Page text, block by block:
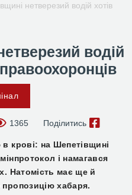
нетверезий водій хотів
водій
1365 Поділитись
крові: на Шепетівщині
і намагався
Натомість має ще й
хабаря.